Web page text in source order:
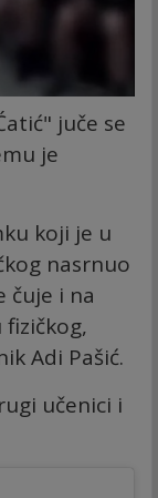
juče se
je
koji je u
nasrnuo
čuje i na
Adi Pašić.
učenici i